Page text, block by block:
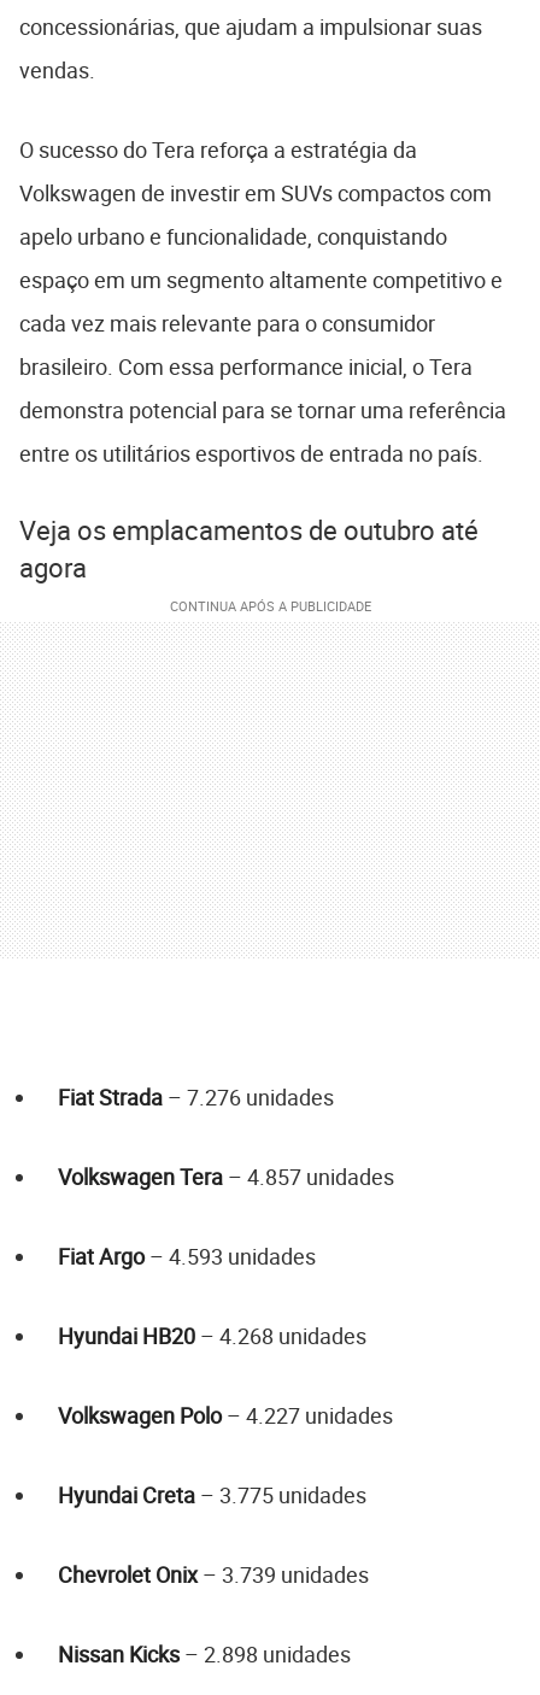
concessionárias, que ajudam a impulsionar suas
vendas.
O sucesso do Tera reforça a estratégia da
Volkswagen de investir em SUVs compactos com
apelo urbano e funcionalidade, conquistando
espaço em um segmento altamente competitivo e
cada vez mais relevante para o consumidor
brasileiro. Com essa performance inicial, o Tera
demonstra potencial para se tornar uma referência
entre os utilitários esportivos de entrada no país.
Veja os emplacamentos de outubro até
agora
Fiat Strada – 7.276 unidades
Volkswagen Tera – 4.857 unidades
Fiat Argo– 4.593 unidades
Hyundai HB20 – 4.268 unidades
Volkswagen Polo– 4.227 unidades
Hyundai Creta – 3.775 unidades
Chevrolet Onix– 3.739 unidades
Nissan Kicks – 2.898 unidades